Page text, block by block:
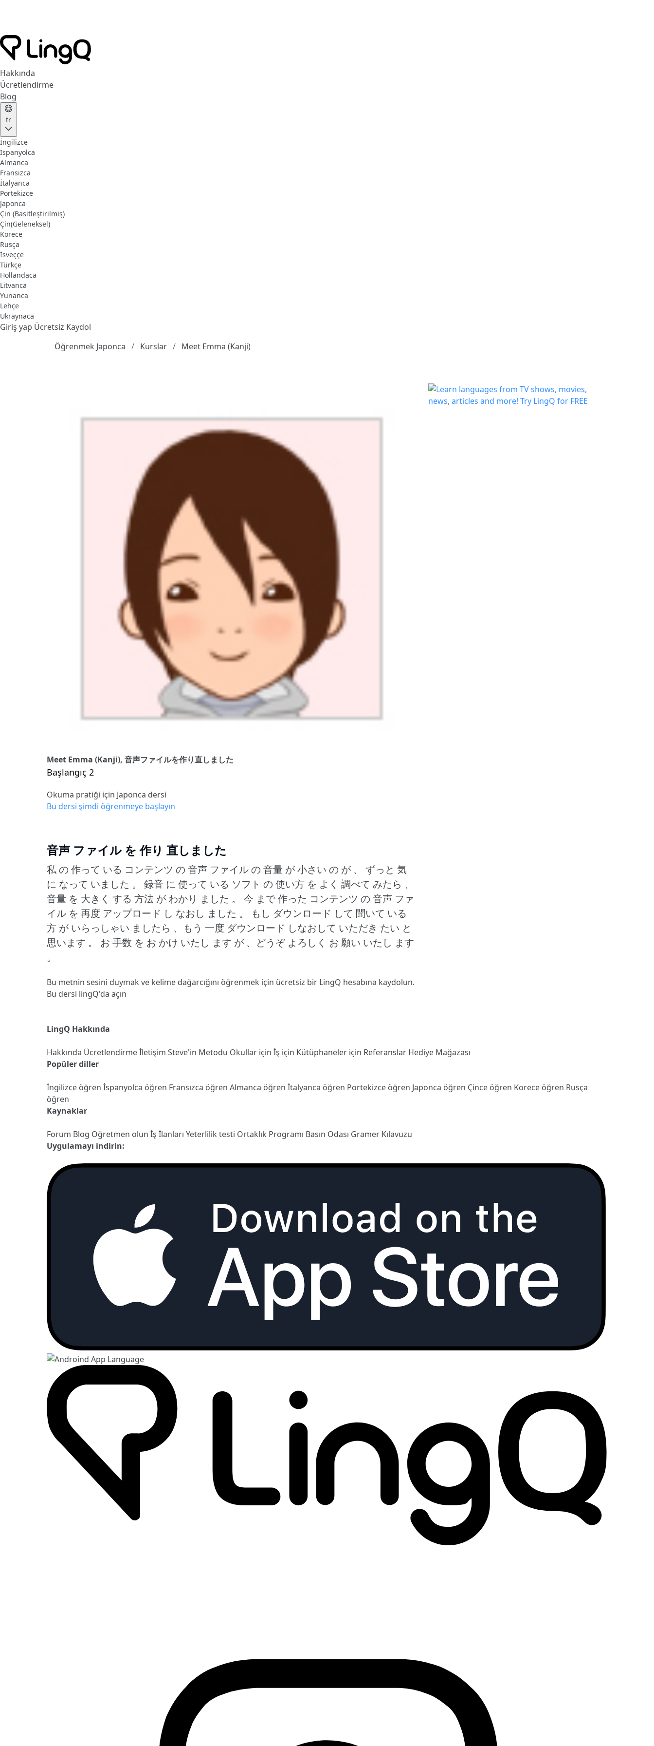
Hakkında
Ücretlendirme
Blog
tr
İngilizce
İspanyolca
Almanca
Fransızca
İtalyanca
Portekizce
Japonca
Çin (Basitleştirilmiş)
Çin(Geleneksel)
Korece
Rusça
İsveççe
Türkçe
Hollandaca
Litvanca
Yunanca
Lehçe
Ukraynaca
Giriş yap Ücretsiz Kaydol
Öğrenmek Japonca
Kurslar Meet Emma (Kanji)
Meet Emma (Kanji), 音声ファイルを作り直しました
Başlangıç 2
Okuma pratiği için Japonca dersi
Bu dersi şimdi öğrenmeye başlayın
音声 ファイル を 作り 直しました
私 の 作って いる コンテンツ の 音声 ファイル の 音量 が 小さい の が 、 ずっと 気
に なって いました 。
録音 に 使って いる ソフト の 使い方 を よく 調べて みたら 、
音量 を 大きく する 方法 が わかり ました 。
今 まで 作った コンテンツ の 音声 ファ
イル を 再度 アップロード し なおし ました 。
もし ダウンロード して 聞いて いる
方 が いらっしゃい ましたら 、もう 一度 ダウンロード しなおして いただき たい と
思います 。
お 手数 を お かけ いたし ます が 、どうぞ よろしく お 願い いたし ます
。
Bu metnin sesini duymak ve kelime dağarcığını öğrenmek için ücretsiz bir LingQ hesabına kaydolun.
Bu dersi lingQ'da açın
LingQ Hakkında
Hakkında Ücretlendirmeİletişim Steve'in Metodu Okullar için İş için Kütüphaneler için Referanslar Hediye Mağazası
Popüler diller
İngilizce öğren İspanyolca öğren Fransızca öğren Almanca öğren İtalyanca öğren Portekizce öğren Japonca öğren Çince öğren Korece öğren Rusça
öğren
Kaynaklar
Forum Blog Öğretmen olun İş İlanları Yeterlilik testi Ortaklık Programı Basın Odası Gramer Kılavuzu
Uygulamayı indirin: